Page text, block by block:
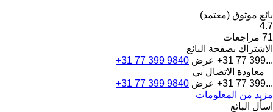
بائع موثوق (معتمد)
4.7
71 مراجعات
الاشتراك بصفحة البائع
+31 77 399... عرض +31 77 399 9840
معاودة الاتصال بي
+31 77 399... عرض +31 77 399 9840
مزيد من المعلومات
اسأل البائع